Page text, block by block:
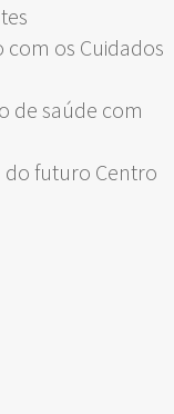
os Cuidados
de saúde com
do futuro Centro